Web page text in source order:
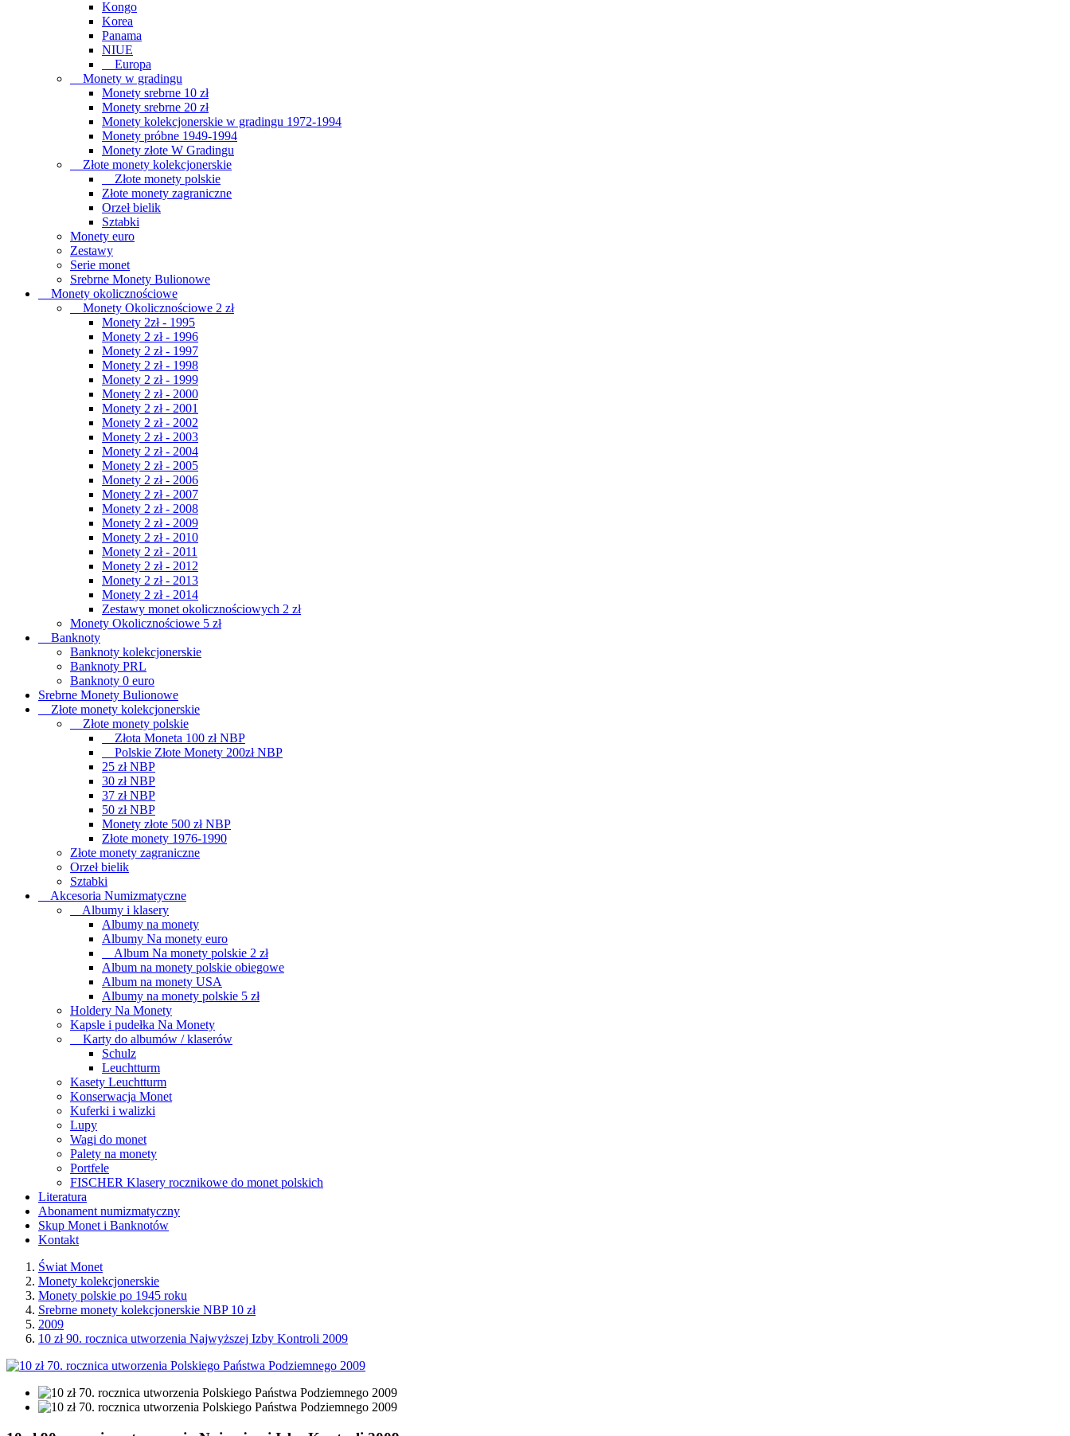
Kongo
Korea
Panama
NIUE
Europa
Monety w gradingu
Monety srebrne 10 zł
Monety srebrne 20 zł
Monety kolekcjonerskie w gradingu 1972-1994
Monety próbne 1949-1994
Monety złote W Gradingu
Złote monety kolekcjonerskie
Złote monety polskie
Złote monety zagraniczne
Orzeł bielik
Sztabki
Monety euro
Zestawy
Serie monet
Srebrne Monety Bulionowe
Monety okolicznościowe
Monety Okolicznościowe 2 zł
Monety 2zł - 1995
Monety 2 zł - 1996
Monety 2 zł - 1997
Monety 2 zł - 1998
Monety 2 zł - 1999
Monety 2 zł - 2000
Monety 2 zł - 2001
Monety 2 zł - 2002
Monety 2 zł - 2003
Monety 2 zł - 2004
Monety 2 zł - 2005
Monety 2 zł - 2006
Monety 2 zł - 2007
Monety 2 zł - 2008
Monety 2 zł - 2009
Monety 2 zł - 2010
Monety 2 zł - 2011
Monety 2 zł - 2012
Monety 2 zł - 2013
Monety 2 zł - 2014
Zestawy monet okolicznościowych 2 zł
Monety Okolicznościowe 5 zł
Banknoty
Banknoty kolekcjonerskie
Banknoty PRL
Banknoty 0 euro
Srebrne Monety Bulionowe
Złote monety kolekcjonerskie
Złote monety polskie
Złota Moneta 100 zł NBP
Polskie Złote Monety 200zł NBP
25 zł NBP
30 zł NBP
37 zł NBP
50 zł NBP
Monety złote 500 zł NBP
Złote monety 1976-1990
Złote monety zagraniczne
Orzeł bielik
Sztabki
Akcesoria Numizmatyczne
Albumy i klasery
Albumy na monety
Albumy Na monety euro
Album Na monety polskie 2 zł
Album na monety polskie obiegowe
Album na monety USA
Albumy na monety polskie 5 zł
Holdery Na Monety
Kapsle i pudełka Na Monety
Karty do albumów / klaserów
Schulz
Leuchtturm
Kasety Leuchtturm
Konserwacja Monet
Kuferki i walizki
Lupy
Wagi do monet
Palety na monety
Portfele
FISCHER Klasery rocznikowe do monet polskich
Literatura
Abonament numizmatyczny
Skup Monet i Banknotów
Kontakt
Świat Monet
Monety kolekcjonerskie
Monety polskie po 1945 roku
Srebrne monety kolekcjonerskie NBP 10 zł
2009
10 zł 90. rocznica utworzenia Najwyższej Izby Kontroli 2009